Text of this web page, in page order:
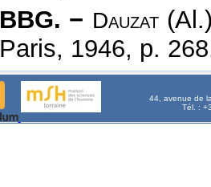
BBG. − Dauzat
Paris, 1946, p.
44, avenue de
Tél. :